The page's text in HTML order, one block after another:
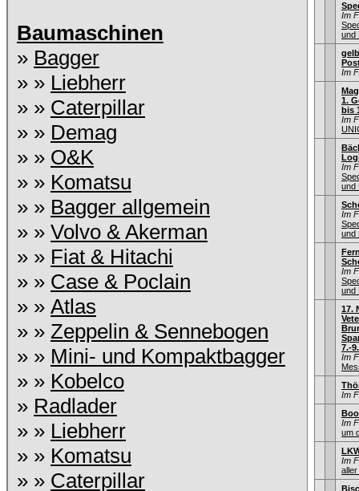
Baumaschinen
» Bagger
» » Liebherr
» » Caterpillar
» » Demag
» » O&K
» » Komatsu
» » Bagger allgemein
» » Volvo & Akerman
» » Fiat & Hitachi
» » Case & Poclain
» » Atlas
» » Zeppelin & Sennebogen
» » Mini- und Kompaktbagger
» » Kobelco
» Radlader
» » Liebherr
» » Komatsu
» » Caterpillar
Im
und
Im
1.
bis
Im
Im
und
Im
und
Im
und
17.
7.-
Im
Im
Im
um
Im
aller